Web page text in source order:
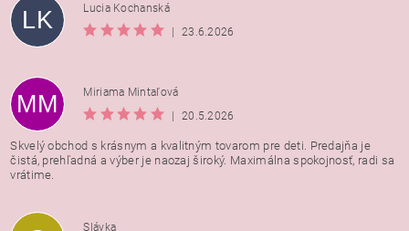
Vložením hodnotenie súhlasíte s
LK
Lucia Kochanská
23.6.2026
MM
Miriama Mintaľová
20.5.2026
Skvelý obchod s krásnym a kvalitným tovarom pre deti. Predajňa je
čistá, prehľadná a výber je naozaj široký. Maximálna spokojnosť, radi sa
vrátime.
Slávka